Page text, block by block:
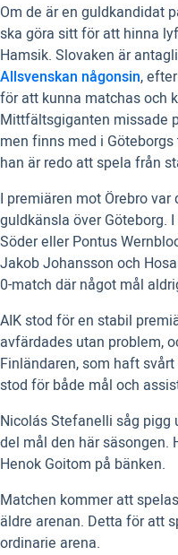
Om de är en guldkandidat
ska göra sitt för att hinna
Hamsik. Slovaken är
Allsvenskan någonsin,
för att kunna matchas och
Mittfältsgiganten missade
men finns med i
han är redo att spela från
I premiären mot Örebro
guldkänsla över Göteborg.
Söder eller Pontus
Jakob Johansson och
0-match där något mål
AIK stod för en stabil
avfärdades utan problem,
Finländaren, som haft
stod för både mål och
Nicolás Stefanelli såg pigg
del mål den här säsongen.
Henok Goitom på bänken.
Matchen kommer att
äldre arenan. Detta för att
ordinarie arena.